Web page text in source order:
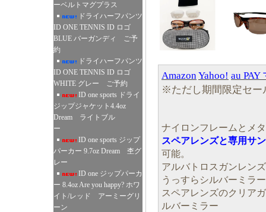
ーベルトマグプラス
ドライハーフパンツ
ID ONE TENNIS ID ロゴ
BLUE バーガンディ ご予
約
ドライハーフパンツ
ID ONE TENNIS ID ロゴ
WHITE グレー ご予約
ID one sports ドライ
ジップジャケット4.4oz
Dream ライトブル
ー
ID one sports ジップ
パーカー 9.7oz Dream 杢グ
レー
ID one ジップパーカ
ー 8.4oz Are you happy? ホワ
イト/レッド アーミーグリ
ーン
AmazonYahoo! au PAY
※ただし期間限定セー
ナイロンフレームとメ
スペアレンズと専用サ
可能。
アルバトロスガンレン
うっすらシルバーミラ
スペアレンズのクリア
ルバーミラー